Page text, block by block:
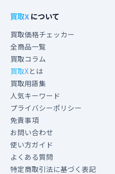
買取Xについて
買取価格チェッカー
全商品一覧
買取コラム
買取Xとは
買取用語集
人気キーワード
プライバシーポリシー
免責事項
お問い合わせ
使い方ガイド
よくある質問
特定商取引法に基づく表記